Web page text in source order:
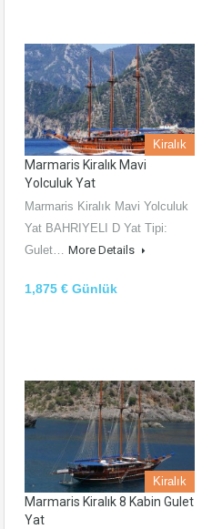
Kiralık
Marmaris Kiralık Mavi
Yolculuk Yat
Marmaris Kiralık Mavi Yolculuk
Yat BAHRIYELI D Yat Tipi:
Gulet… More Details
1,875 € Günlük
Kiralık
Marmaris Kiralık 8 Kabin Gulet
Yat